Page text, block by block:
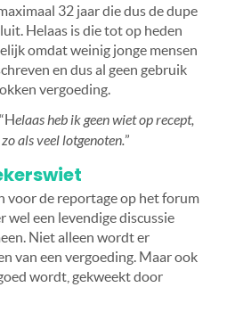
32 jaar die dus de dupe
Helaas is die tot op heden
omdat weinig jonge mensen
en dus al geen gebruik
vergoeding.
elaas heb ik geen wiet op recept,
als veel lotgenoten.”
voor de reportage op het forum
wel een levendige discussie
Niet alleen wordt er
van een vergoeding. Maar ook
wordt, gekweekt door